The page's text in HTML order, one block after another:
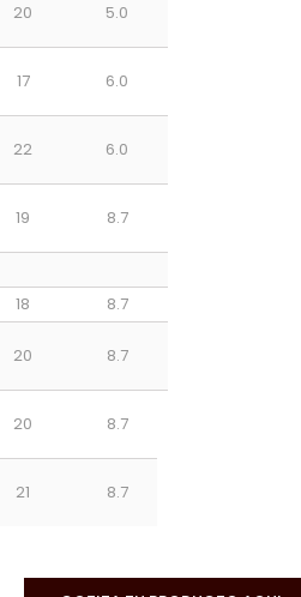
20 5.0
17 6.0
22 6.0
19 8.7
18
8.7
20 8.7
20 8.7
21 8.7